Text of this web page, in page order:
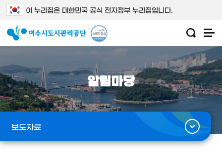
이 누리집은 대한민국 공식 전자정부 누리집입니다.
알림마당
보도자료